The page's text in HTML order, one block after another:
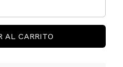
AL CARRITO